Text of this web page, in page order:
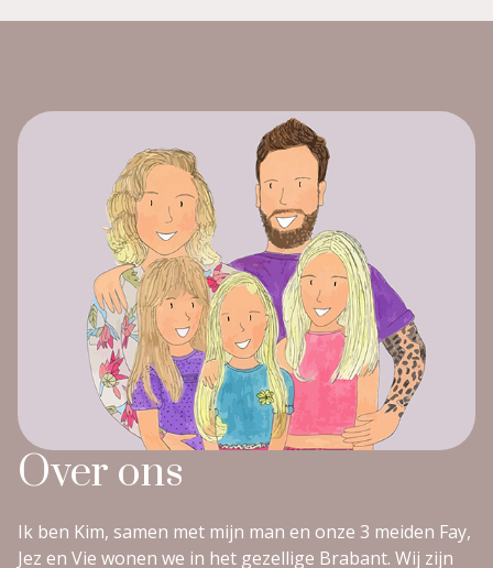
Over ons
Ik ben Kim, samen met mijn man en onze 3 meiden Fay,
Jez en Vie wonen we in het gezellige Brabant. Wij zijn